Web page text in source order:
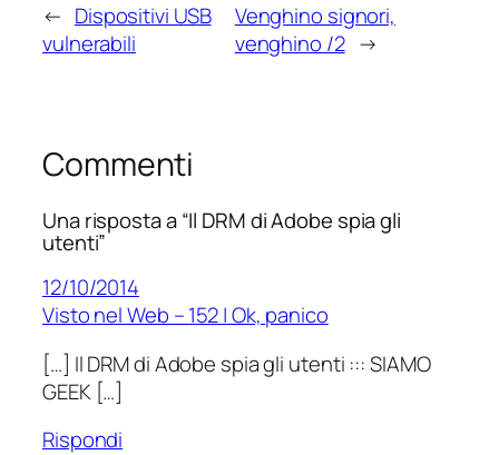
← Dispositivi USB
vulnerabili
Venghino signori,
venghino /2 →
Commenti
Una risposta a “Il DRM di Adobe spia gli
utenti”
12/10/2014
Visto nel Web – 152 | Ok, panico
[…] Il DRM di Adobe spia gli utenti ::: SIAMO
GEEK […]
Rispondi